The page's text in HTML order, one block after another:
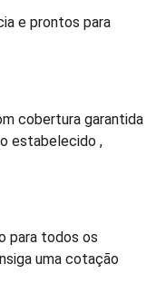
e prontos para
cobertura garantida
estabelecido ,
para todos os
uma cotação